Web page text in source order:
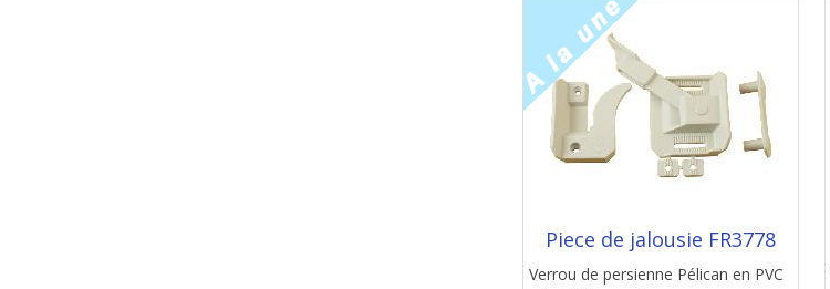
Piece de jalousie FR3778
Verrou de persienne Pélican en PVC